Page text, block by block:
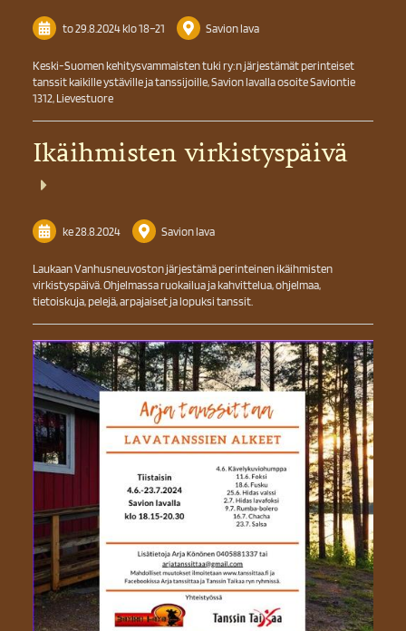
to 29.8.2024klo 18–21 Savion lava
Keski-Suomen kehitysvammaisten tuki ry:n järjestämät perinteiset
tanssit kaikille ystäville ja tanssijoille, Savion lavalla osoite Saviontie
1312, Lievestuore
Ikäihmisten virkistyspäivä
ke 28.8.2024 Savion lava
Laukaan Vanhusneuvoston järjestämä perinteinen ikäihmisten
virkistyspäivä. Ohjelmassa ruokailua ja kahvittelua, ohjelmaa,
tietoiskuja, pelejä, arpajaiset ja lopuksi tanssit.